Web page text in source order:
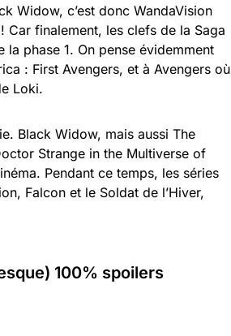
Widow, c’est donc WandaVision
Car finalement, les clefs de la Saga
phase 1. On pense évidemment
: First Avengers, et à Avengers où
Loki.
Black Widow, mais aussi The
Strange in the Multiverse of
Pendant ce temps, les séries
Falcon et le Soldat de l’Hiver,
100% spoilers